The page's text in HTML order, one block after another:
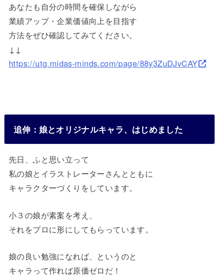
あなたも自分の時間を確保しながら
業績アップ・企業価値向上を目指す
方法をぜひ確認してみてください。
↓↓
https://utg.midas-minds.com/page/88y3ZuDJvCAY
追伸：娘とオリジナルキャラ、はじめました
先日、ふと思い立って
私の娘とイラストレーターさんとともに
キャラクターづくりをしています。
小３の娘が素案を考え、
それをプロに形にしてもらっています。
娘の良い勉強になれば、というのと
キャラって作れば原価ゼロだ！